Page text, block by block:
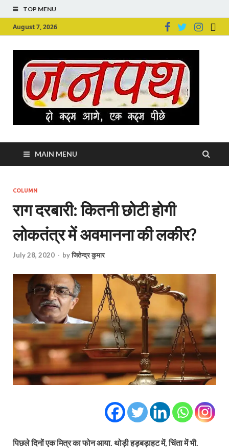
TOP MENU
August 7, 2026
MAIN MENU
COLUMN
राग दरबारी: कितनी छोटी होगी
लोकतंत्र में अवमानना की लकीर?
July 28, 2020 - byजितेन्द्र कुमार
पिछले दिनों एक मित्र का फोन आया. थोड़ी हड़बड़ाहट में, चिंता में भी.